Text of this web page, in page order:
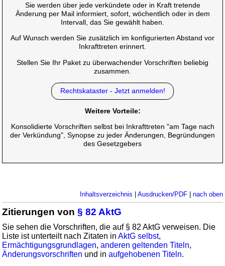
Sie werden über jede verkündete oder in Kraft tretende
Änderung per Mail informiert, sofort, wöchentlich oder in dem
Intervall, das Sie gewählt haben.
Auf Wunsch werden Sie zusätzlich im konfigurierten Abstand vor
Inkrafttreten erinnert.
Stellen Sie Ihr Paket zu überwachender Vorschriften beliebig
zusammen.
Rechtskataster - Jetzt anmelden!
Weitere Vorteile:
Konsolidierte Vorschriften selbst bei Inkrafttreten "am Tage nach
der Verkündung", Synopse zu jeder Änderungen, Begründungen
des Gesetzgebers
Inhaltsverzeichnis Ausdrucken/PDF| nach oben
Zitierungen von§ 82 AktG
Sie sehen die Vorschriften, die auf § 82 AktG verweisen. Die
Liste ist unterteilt nach Zitaten inAktG selbst,
Ermächtigungsgrundlagen,anderen geltenden Titeln,
Änderungsvorschriften und inaufgehobenen Titeln.